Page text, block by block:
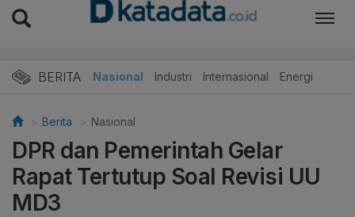
BERITA Nasional Industri Internasional Energi
Berita Nasional
DPR dan Pemerintah Gelar
Rapat Tertutup Soal Revisi UU
MD3